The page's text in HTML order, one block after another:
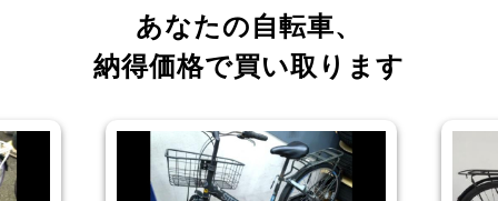
あなたの自転車、
納得価格で買い取ります